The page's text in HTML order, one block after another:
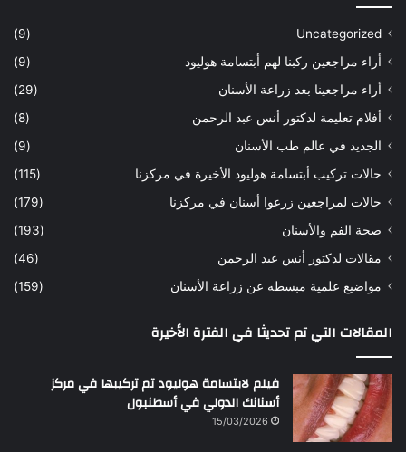
Uncategorized
(9)
أراء مراجعين ركبنا لهم أبتسامة هوليود
(9)
أراء مراجعينا بعد زراعة الأسنان
(29)
أفلام تعليمة لدكتور أنس عبد الرحمن
(8)
الجديد في عالم طب الأسنان
(9)
حالات تركيب أبتسامة هوليود الأخيرة في مركزنا
(115)
حالات لمراجعين زرعوا أسنان في مركزنا
(179)
صحة الفم والأسنان
(193)
مقالات لدكتور أنس عبد الرحمن
(46)
مواضيع علمية مبسطه عن زراعة الأسنان
(159)
المقالات التي تم تحديثا في الفترة الأخيرة
فيلم لابتسامة هوليود تم تركيبها في مركز
أسنانك الدولي في أسطنبول
15/03/2026